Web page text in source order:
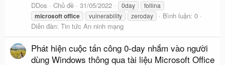
DDos
Chủ đề 31/05/2022 0day follina
microsoftoffice vulnerability zeroday
Bình luận: 0
Diễn đàn: Tin tức An ninh mạng
Phát hiện cuộc tấn công 0-day nhắm vào người
dùng Windows thông qua tài liệu Microsoft Office